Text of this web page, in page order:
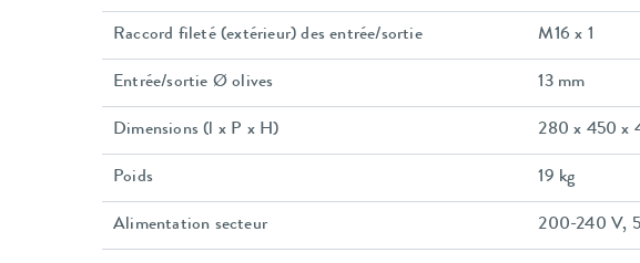
Raccord fileté (extérieur) des entrée/sortie M16 x 1
Entrée/sortie Ø olives 13 mm
Dimensions (l x P x H) 280 x 450 x
Poids 19 kg
Alimentation secteur 200-240 V,